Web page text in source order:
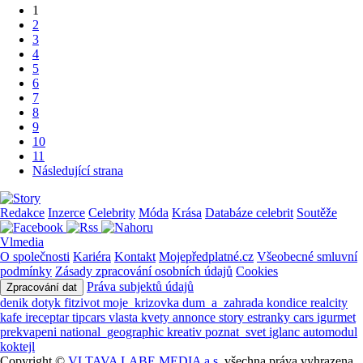
1
2
3
4
5
6
7
8
9
10
11
Následující strana
Redakce Inzerce Celebrity Móda Krása Databáze celebrit Soutěže
Vlmedia
O společnosti Kariéra Kontakt Mojepředplatné.cz Všeobecné smluvní
podmínky Zásady zpracování osobních údajů Cookies
Zpracování dat
Práva subjektů údajů
denik dotyk fitzivot moje_krizovka dum_a_zahrada kondice realcity
kafe ireceptartipcars vlasta kvety annonce story estranky cars igurmet
prekvapeni national_geographic kreativ poznat_svet iglanc automodul
koktejl